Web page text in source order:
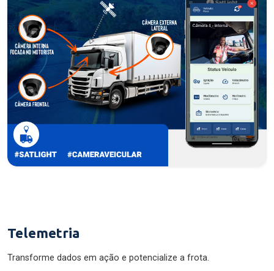
Telemetria
Transforme dados em ação e potencialize a frota.